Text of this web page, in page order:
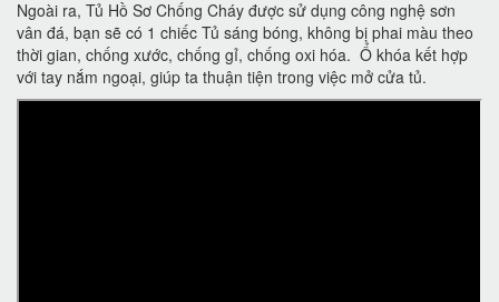
Ngoài ra, Tủ Hồ Sơ Chống Cháy được sử dụng công nghệ sơn
vân đá, bạn sẽ có 1 chiếc Tủ sáng bóng, không bị phai màu theo
thời gian, chống xước, chống gỉ, chống oxi hóa. Ổ khóa kết hợp
với tay nắm ngoại, giúp ta thuận tiện trong việc mở cửa tủ.